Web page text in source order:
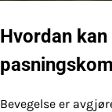
Hvordan
Bevegelse er